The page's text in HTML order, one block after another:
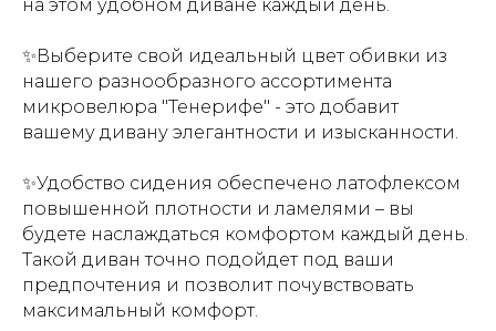
на этом удобном диване каждый день.
✨Выберите свой идеальный цвет обивки из
нашего разнообразного ассортимента
микровелюра "Тенерифе" - это добавит
вашему дивану элегантности и изысканности.
✨Удобство сидения обеспечено латофлексом
повышенной плотности и ламелями – вы
будете наслаждаться комфортом каждый день.
Такой диван точно подойдет под ваши
предпочтения и позволит почувствовать
максимальный комфорт.